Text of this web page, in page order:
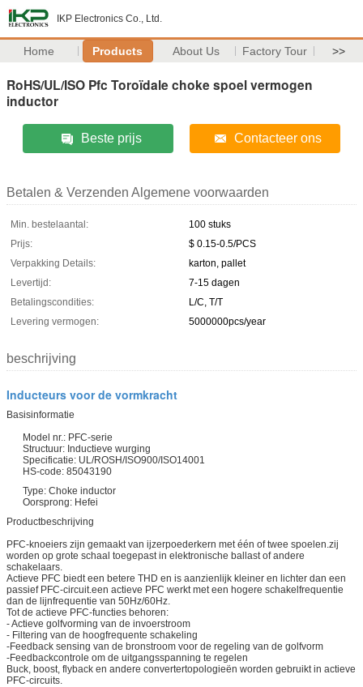
IKP Electronics Co., Ltd.
Home Products About Us Factory Tour >>
RoHS/UL/ISO Pfc Toroïdale choke spoel vermogen
inductor
Beste prijs Contacteer ons
Betalen & Verzenden Algemene voorwaarden
Min. bestelaantal:
100 stuks
Prijs:
$ 0.15-0.5/PCS
Verpakking Details:
karton, pallet
Levertijd:
7-15 dagen
Betalingscondities:
L/C, T/T
Levering vermogen:
5000000pcs/year
beschrijving
Inducteurs voor de vormkracht
Basisinformatie
Model nr.: PFC-serie
Structuur: Inductieve wurging
Specificatie: UL/ROSH/ISO900/ISO14001
HS-code: 85043190
Type: Choke inductor
Oorsprong: Hefei
Productbeschrijving
PFC-knoeiers zijn gemaakt van ijzerpoederkern met één of twee spoelen.zij
worden op grote schaal toegepast in elektronische ballast of andere
schakelaars.
Actieve PFC biedt een betere THD en is aanzienlijk kleiner en lichter dan een
passief PFC-circuit.een actieve PFC werkt met een hogere schakelfrequentie
dan de lijnfrequentie van 50Hz/60Hz.
Tot de actieve PFC-functies behoren:
- Actieve golfvorming van de invoerstroom
- Filtering van de hoogfrequente schakeling
-Feedback sensing van de bronstroom voor de regeling van de golfvorm
-Feedbackcontrole om de uitgangsspanning te regelen
Buck, boost, flyback en andere convertertopologieën worden gebruikt in actieve
PFC-circuits.